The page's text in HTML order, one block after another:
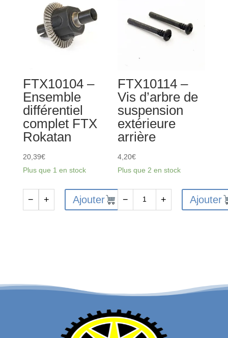
récepteur
Rokatan
traction
servo
Rokatan
FTX10104 –
Ensemble
différentiel
complet FTX
Rokatan
20,39€
Plus que 1 en stock
complet
− + Ajouter
FTX10114 –
Vis d’arbre de
suspension
extérieure
arrière
4,20€
Plus que 2 en stock
suspension
extérieure
arrière
− + Ajouter